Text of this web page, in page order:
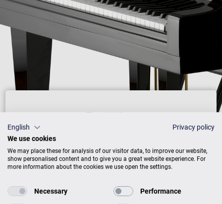
Preisliste
AUSFÜHRUNG PREISE
Schwarz mit Chrom 13.400 €
English
Privacy policy
We use cookies
We may place these for analysis of our visitor data, to improve our website,
show personalised content and to give you a great website experience. For
more information about the cookies we use open the settings.
Necessary Performance